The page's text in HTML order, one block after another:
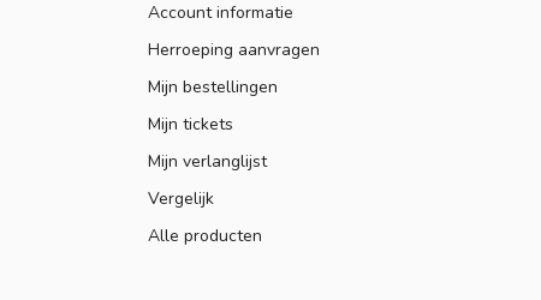
Account informatie
Herroeping aanvragen
Mijn bestellingen
Mijn tickets
Mijn verlanglijst
Vergelijk
Alle producten